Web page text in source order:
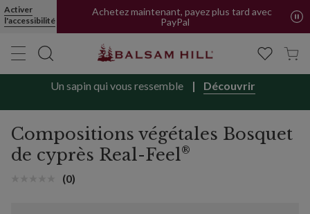
Activer
l'accessibilité
Achetez maintenant, payez plus tard avec
PayPal
Un sapin qui vous ressemble Découvrir
Compositions végétales Bosquet
de cyprès Real-Feel®
(0)